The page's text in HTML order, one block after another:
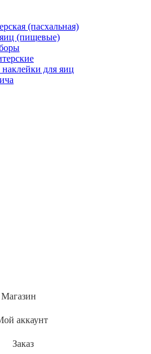
(пасхальная)
(пищевые)
для яиц
Магазин
аккаунт
Заказ